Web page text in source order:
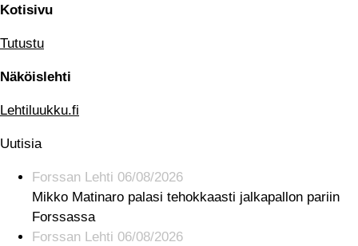
Kotisivu
Tutustu
Näköislehti
Lehtiluukku.fi
Uutisia
Forssan Lehti 06/08/2026
Mikko Matinaro palasi tehokkaasti jalkapallon pariin
Forssassa
Forssan Lehti 06/08/2026